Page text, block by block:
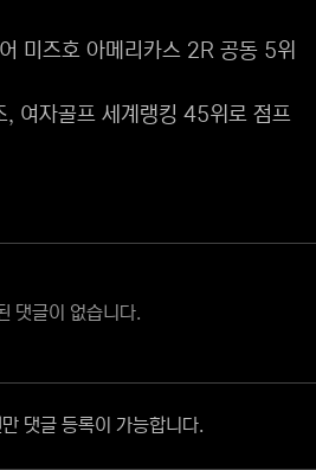
미즈호 아메리카스 2R 공동 5위
, 여자골프 세계랭킹 45위로 점프
댓글이 없습니다.
댓글 등록이 가능합니다.